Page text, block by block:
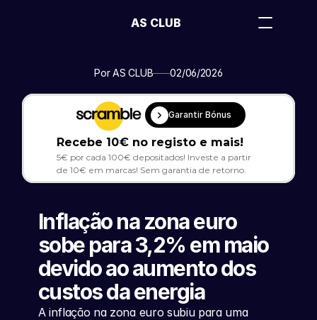
Por AS CLUB 02/06/2026
Garantir Bónus
Recebe 10€ no registo e mais!
5€ por cada 100€ depositados! Investe a partir
de 10€ em marcas! Sem garantia de retorno.
Inflação na zona euro
sobe para 3,2% em maio
devido ao aumento dos
custos da energia
A inflação na zona euro subiu para uma
AS CLUB